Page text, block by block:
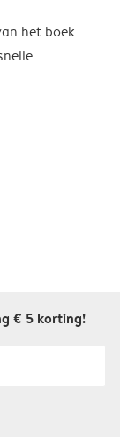
het boek
€ 5 korting!